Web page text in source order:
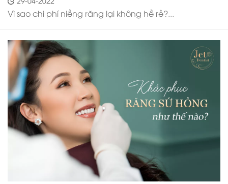
Vì sao chi phí niềng răng lại không hề rẻ?...